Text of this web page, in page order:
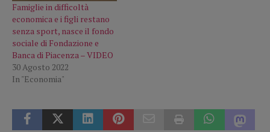
Famiglie in difficoltà
economica e i figli restano
senza sport, nasce il fondo
sociale di Fondazione e
Banca di Piacenza – VIDEO
30 Agosto 2022
In "Economia"